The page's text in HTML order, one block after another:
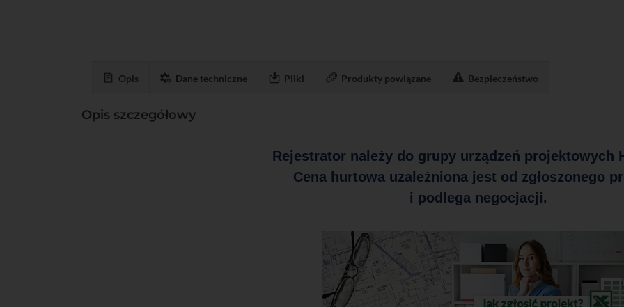
Opis Dane techniczne Pliki Produkty powiązane Bezpieczeństwo
Opis szczegółowy
Rejestrator należy do grupy urządzeń projektowych
Cena hurtowa uzależniona jest od zgłoszonego
i podlega negocjacji.